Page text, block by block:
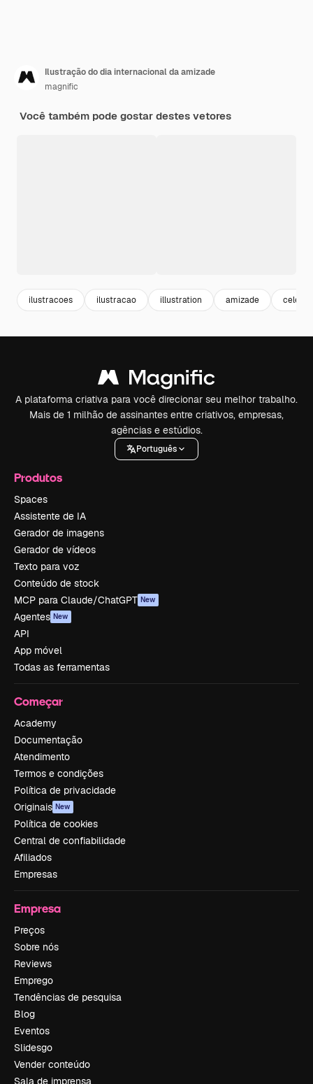
Ilustração do dia internacional da amizade
magnific
Você também pode gostar destes vetores
ilustracoes ilustracao illustration amizade
A plataforma criativa para você direcionar seu melhor trabalho.
Mais de 1 milhão de assinantes entre criativos, empresas,
agências e estúdios.
Português
Produtos
Spaces
Assistente de IA
Gerador de imagens
Gerador de vídeos
Texto para voz
Conteúdo de stock
MCP para Claude/ChatGPT New
Agentes New
API
App móvel
Todas as ferramentas
Começar
Academy
Documentação
Atendimento
Termos e condições
Política de privacidade
Originais New
Política de cookies
Central de confiabilidade
Afiliados
Empresas
Empresa
Preços
Sobre nós
Reviews
Emprego
Tendências de pesquisa
Blog
Eventos
Slidesgo
Vender conteúdo
Sala de imprensa